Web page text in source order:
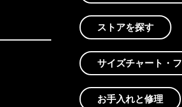
ストアを探す
サイズチャート・
お手入れと修理